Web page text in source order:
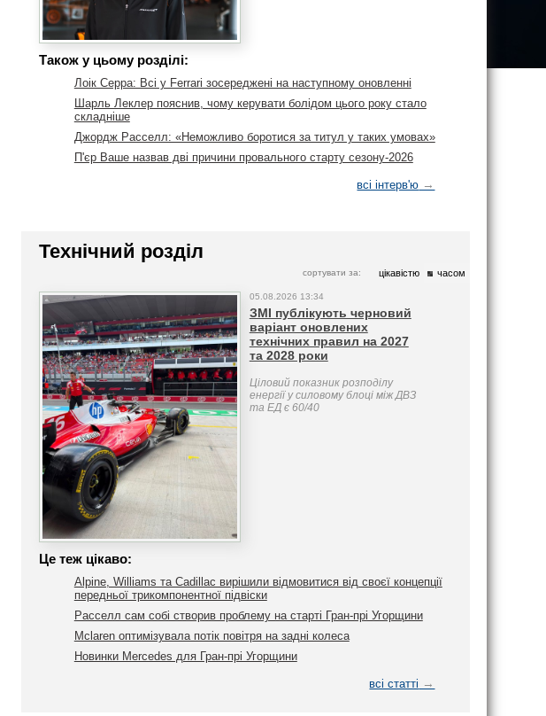
Також у цьому розділі:
Лоік Серра: Всі у Ferrari зосереджені на наступному оновленні
Шарль Леклер пояснив, чому керувати болідом цього року стало
складніше
Джордж Расселл: «Неможливо боротися за титул у таких умовах»
П'єр Ваше назвав дві причини провального старту сезону-2026
всі інтерв'ю →
Технічний розділ
сортувати за: цікавістю часом
05.08.2026 13:34
ЗМІ публікують черновий
варіант оновлених
технічних правил на 2027
та 2028 роки
Ціловий показник розподілу
енергії у силовому блоці між ДВЗ
та ЕД є 60/40
Це теж цікаво:
Alpine, Williams та Cadillac вирішили відмовитися від своєї концепції
передньої трикомпонентної підвіски
Расселл сам собі створив проблему на старті Гран-прі Угорщини
Mclaren оптимізувала потік повітря на задні колеса
Новинки Mercedes для Гран-прі Угорщини
всі статті →